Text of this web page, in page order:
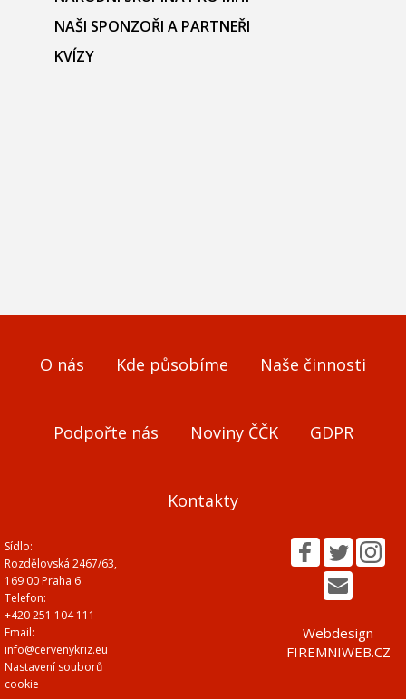
NAŠI SPONZOŘI A PARTNEŘI
KVÍZY
O nás Kde působíme Naše činnosti
Podpořte nás Noviny ČČK GDPR
Kontakty
Sídlo:
Rozdělovská 2467/63,
169 00 Praha 6
Telefon:
+420 251 104 111
Email:
info@cervenykriz.eu
Nastavení souborů
cookie
Webdesign
FIREMNIWEB.CZ